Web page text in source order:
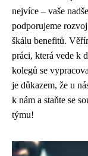
nejvíce – vaše
podporujeme
škálu benefitů.
práci, která vede k
kolegů se
je důkazem, že u
k nám a staňte se
týmu!